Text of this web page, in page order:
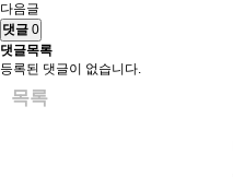
다음글
댓글 0
댓글목록
등록된 댓글이 없습니다.
목록